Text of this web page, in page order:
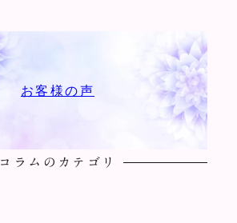
お客様の声
コラムのカテゴリ